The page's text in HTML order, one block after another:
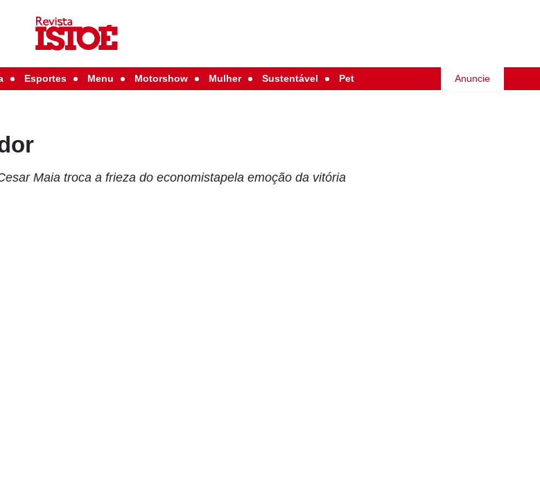
Esportes Menu Motorshow Mulher Sustentável Pet Anuncie
Maia troca a frieza do economistapela emoção da vitória